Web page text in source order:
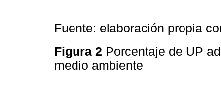
Fuente: elaboración propia
Figura 2 Porcentaje de UP
medio ambiente